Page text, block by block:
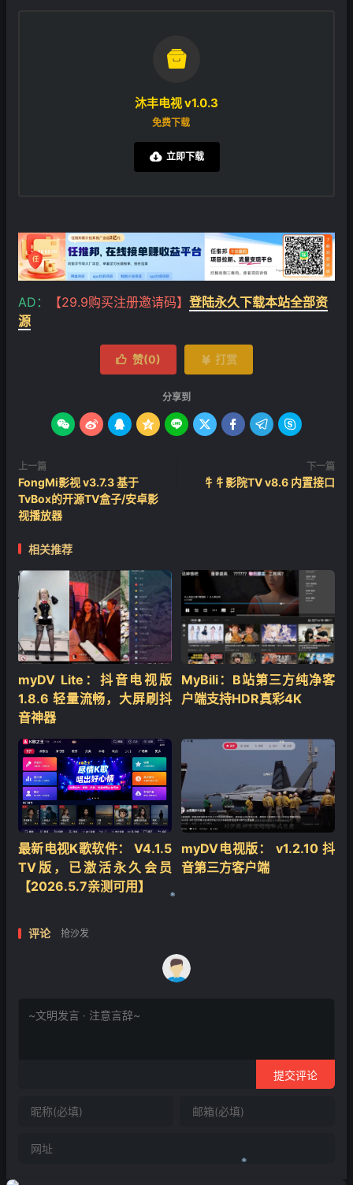

沐丰电视 v1.0.3
免费下载
立即下载
AD： 【29.9购买注册邀请码】 登陆永久下载本站全部资
源
 赞(0)  打赏
分享到
        
上一篇
FongMi影视 v3.7.3 基于
TvBox的开源TV盒子/安卓影
视播放器
下一篇
牜牜影院TV v8.6 内置接口
相关推荐
‌myDV Lite：抖音电视版
1.8.6 轻量流畅，大屏刷抖
音神器
MyBili：B站第三方纯净客
户端支持HDR真彩4K
最新电视K歌软件： V4.1.5
TV版，已激活永久会员
【2026.5.7亲测可用】
myDV电视版： v1.2.10 抖
音第三方客户端
评论 抢沙发
提交评论